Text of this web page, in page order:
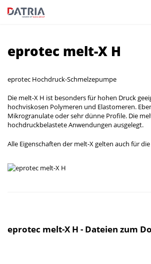
eprotec melt-X H
eprotec Hochdruck-Schmelzepumpe
Die melt-X H ist besonders für hohen Druck
hochviskosen Polymeren und Elastomeren.
Mikrogranulate oder sehr dünne Profile. Die
hochdruckbelastete Anwendungen ausgelegt.
Alle Eigenschaften der melt-X gelten auch für
eprotec melt-X H - Dateien zum